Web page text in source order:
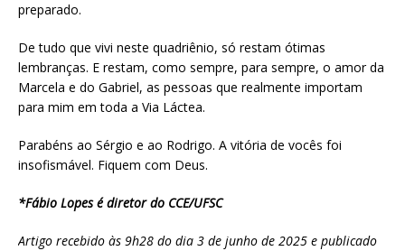
preparado.
De tudo que vivi neste quadriênio, só restam ótimas
lembranças. E restam, como sempre, para sempre, o amor da
Marcela e do Gabriel, as pessoas que realmente importam
para mim em toda a Via Láctea.
Parabéns ao Sérgio e ao Rodrigo. A vitória de vocês foi
insofismável. Fiquem com Deus.
*Fábio Lopes é diretor do CCE/UFSC
Artigo recebido às 9h28 do dia 3 de junho de 2025 e publicado